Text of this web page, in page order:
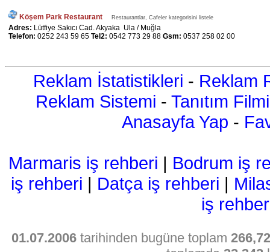
Köşem Park Restaurant Restaurantlar, Cafeler kategorisini listele
Adres: Lütfiye Sakıcı Cad. Akyaka Ula / Muğla
Telefon: 0252 243 59 65 Tel2: 0542 773 29 88 Gsm: 0537 258 02 00
Reklam İstatistikleri - Reklam
Reklam Sistemi - Tanıtım Filmi
Anasayfa Yap -
Marmaris iş rehberi | Bodrum iş
iş rehberi | Datça iş rehberi |
iş
01.07.2006 tarihinden bugüne toplam